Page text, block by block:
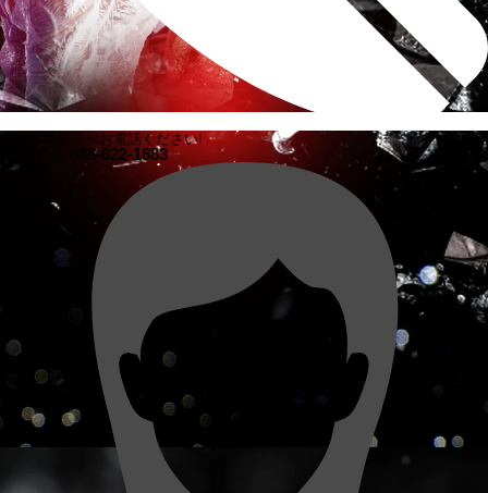
求人もコチラへお電話ください!
088-622-1883